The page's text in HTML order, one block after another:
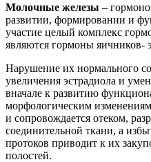
Молочные железы –
развитии, формировании и
участие целый комплекс
являются гормоны яичников-
Нарушение их нормального
увеличения эстрадиола и
вначале к развитию
морфологическим
и сопровождается отеком,
соединительной ткани, а
протоков приводит к их
полостей.